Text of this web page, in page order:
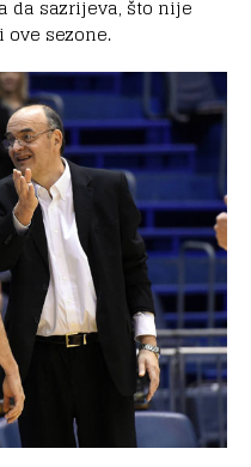
da sazrijeva, što nije
sezone.